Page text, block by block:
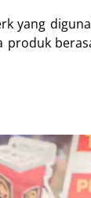
yang